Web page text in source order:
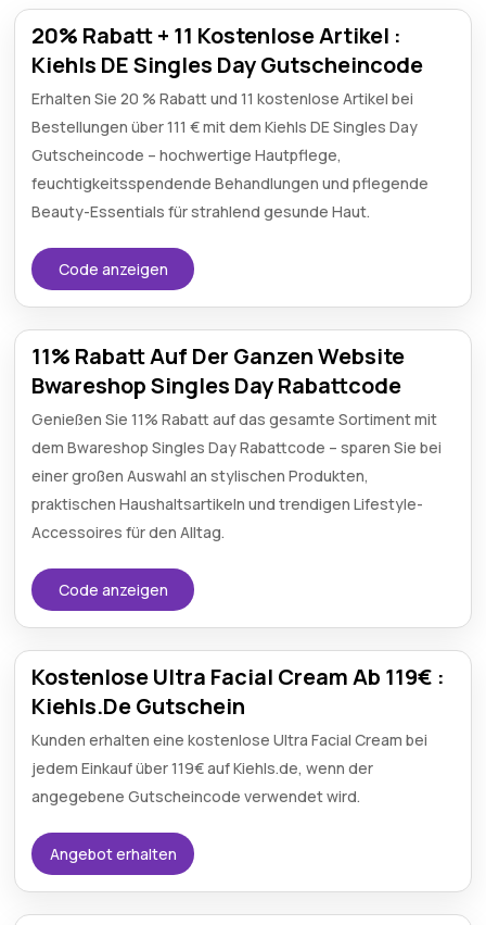
20% Rabatt + 11 Kostenlose Artikel :
Kiehls DE Singles Day Gutscheincode
Erhalten Sie 20 % Rabatt und 11 kostenlose Artikel bei
Bestellungen über 111 € mit dem Kiehls DE Singles Day
Gutscheincode – hochwertige Hautpflege,
feuchtigkeitsspendende Behandlungen und pflegende
Beauty-Essentials für strahlend gesunde Haut.
Code anzeigen
11% Rabatt Auf Der Ganzen Website
Bwareshop Singles Day Rabattcode
Genießen Sie 11% Rabatt auf das gesamte Sortiment mit
dem Bwareshop Singles Day Rabattcode – sparen Sie bei
einer großen Auswahl an stylischen Produkten,
praktischen Haushaltsartikeln und trendigen Lifestyle-
Accessoires für den Alltag.
Code anzeigen
Kostenlose Ultra Facial Cream Ab 119€ :
Kiehls.De Gutschein
Kunden erhalten eine kostenlose Ultra Facial Cream bei
jedem Einkauf über 119€ auf Kiehls.de, wenn der
angegebene Gutscheincode verwendet wird.
Angebot erhalten